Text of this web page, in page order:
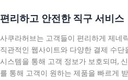
편리하고 안전한 직구 서비스
사쿠라허브는 고객들이 편리하게 제네
직관적인 웹사이트와 다양한 결제 수단
시스템을 통해 고객 정보가 보호되며,
를 통해 고객이 원하는 제품을 빠르게